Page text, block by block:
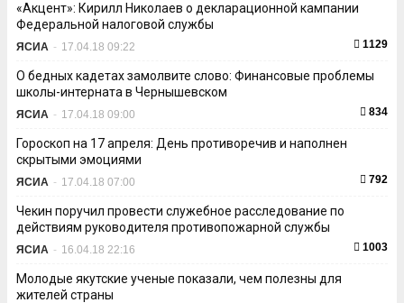
«Акцент»: Кирилл Николаев о декларационной кампании
Федеральной налоговой службы
ЯСИА - 17.04.18 09:22 1129
О бедных кадетах замолвите слово: Финансовые проблемы
школы-интерната в Чернышевском
ЯСИА - 17.04.18 09:00 834
Гороскоп на 17 апреля: День противоречив и наполнен
скрытыми эмоциями
ЯСИА - 17.04.18 07:00 792
Чекин поручил провести служебное расследование по
действиям руководителя противопожарной службы
ЯСИА - 16.04.18 22:16 1003
Молодые якутские ученые показали, чем полезны для
жителей страны